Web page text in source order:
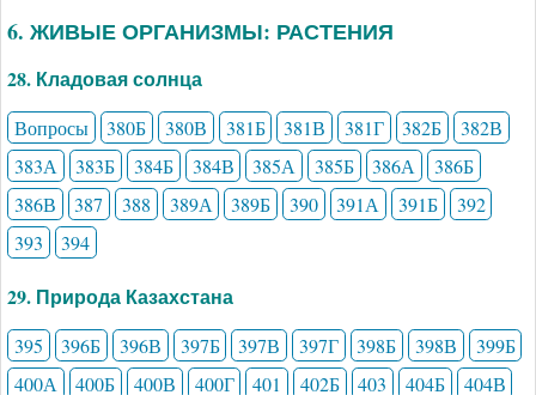
6. ЖИВЫЕ ОРГАНИЗМЫ: РАСТЕНИЯ
28. Кладовая солнца
Вопросы 380Б 380В 381Б 381В 381Г 382Б
382В
383А
383Б 384Б 384В 385А 385Б 386А
386Б
386В
387 388 389А 389Б 390 391А 391Б
392
393
394
29. Природа Казахстана
395 396Б 396В 397Б 397В 397Г 398Б 398В
399Б
400А
400Б 400В 400Г 401 402Б 403 404Б 404В